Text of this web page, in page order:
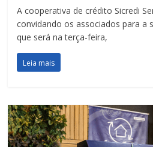
A cooperativa de crédito Sicredi
convidando os associados para a
que será na terça-feira,
Leia mais